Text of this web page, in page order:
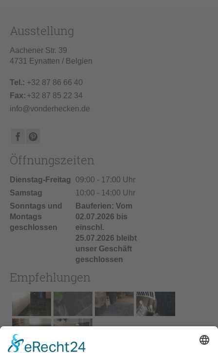
Ausstellung
Aachener Str. 39
4731 Eynatten / Belgien
Tel.: +32 87 86 66 40
Fax: +32 87 85 22 34
info@vonderhecken.de
Öffnungszeiten
Dienstag-Freitag
09:00 - 17:00 Uhr
Samstag
10:00 - 14:00 Uhr
Sonntags und
Montags
geschlossen
Bauferien: Vom
02.07.2026 bis
einschl.
25.07.2026 bleibt
unser Geschäft
geschlossen
Empfehlungen